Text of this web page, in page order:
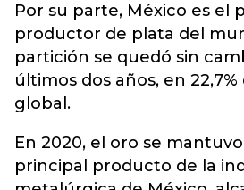
Por su parte, México es el
productor de plata del
partición se quedó sin
últimos dos años, en
global.
En 2020, el oro se
principal producto de la